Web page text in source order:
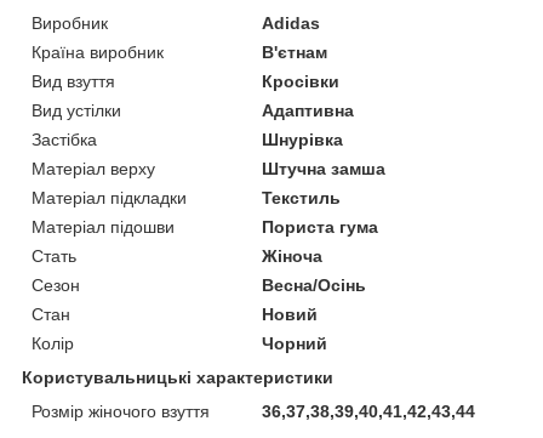
Виробник
Adidas
Країна виробник
В'єтнам
Вид взуття
Кросівки
Вид устілки
Адаптивна
Застібка
Шнурівка
Матеріал верху
Штучна замша
Матеріал підкладки
Текстиль
Матеріал підошви
Пориста гума
Стать
Жіноча
Сезон
Весна/Осінь
Стан
Новий
Колір
Чорний
Користувальницькі характеристики
Розмір жіночого взуття
36,37,38,39,40,41,42,43,44